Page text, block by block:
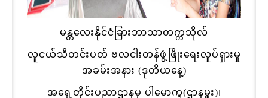
မန္တလေးနိုင်ငံခြားဘာသာတက္ကသိုလ်
လူငယ်သီတင်းပတ် ဗလငါးတန်ဖွံ့ဖြိုးရေးလှုပ်ရှားမှု
အခမ်းအနား (ဒုတိယနေ့)
အရှေ့တိုင်းပညာဌာနမှ ပါမောက္ခ(ဌာနမှူး)၊